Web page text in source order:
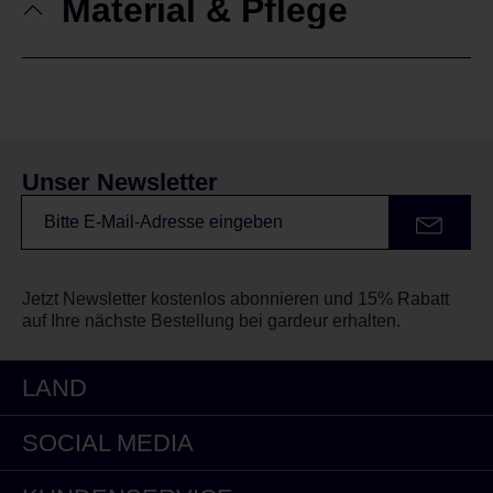
Material & Pflege
Unser Newsletter
Jetzt Newsletter kostenlos abonnieren und 15% Rabatt
auf Ihre nächste Bestellung bei gardeur erhalten.
LAND
SOCIAL MEDIA